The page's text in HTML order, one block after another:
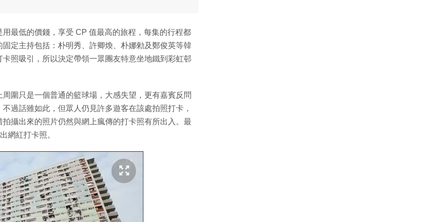
最低的價錢，享受 CP 值最高的旅程，每集的行程都
定主持包括：朴明秀、許卿煥、朴娜勑及鄭俊英等韓
照吸引，所以決定帶領一眾團友特意坐地鐵到彩虹邨
圍只是一個普通的籃球場，大感失望，更有嘉賓反問
過話雖如此，但眾人仍見許多遊客在該處拍照打卡，
攝出來的照片仍然與網上瘋傳的打卡照有所出入。最
網紅打卡照。